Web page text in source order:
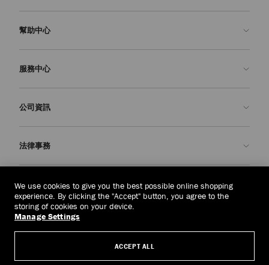
幫助中心
常見問題解答
申請退貨
送貨
服務中心
定制服務
保修服務
公司資訊
我們的歷史
我們的影響與責任
我們的影響
匠心工藝
法律事務
條款與條件
被遺忘權
主體存取請求表
新加坡(S$)
We use cookies to give you the best possible online shopping
experience. By clicking the "Accept" button, you agree to the
storing of cookies on your device.
Manage Settings
ACCEPT ALL